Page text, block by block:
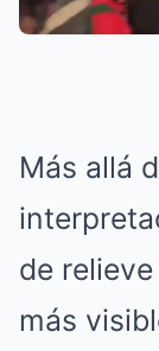
Más allá
de
más